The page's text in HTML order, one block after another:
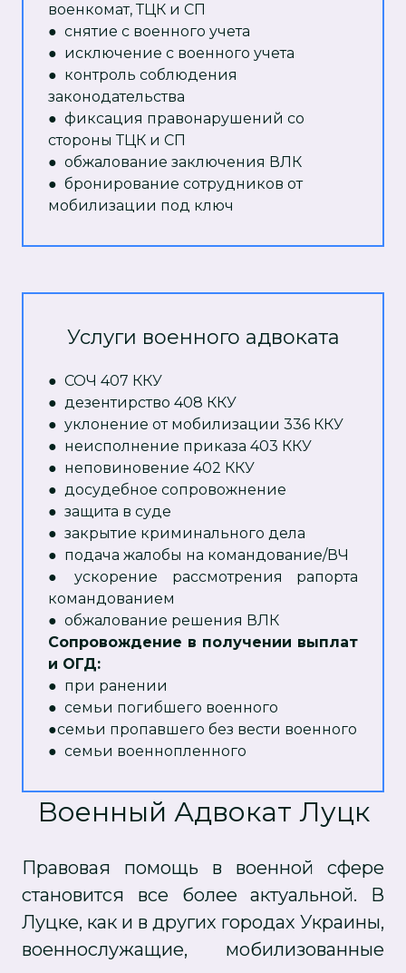
военкомат, ТЦК и СП
● снятие с военного учета
● исключение с военного учета
● контроль соблюдения
законодательства
● фиксация правонарушений со
стороны ТЦК и СП
● обжалование заключения ВЛК
● бронирование сотрудников от
мобилизации под ключ
Услуги военного адвоката
● СОЧ 407 ККУ
● дезентирство 408 ККУ
● уклонение от мобилизации 336 ККУ
● неисполнение приказа 403 ККУ
● неповиновение 402 ККУ
● досудебное сопровожнение
● защита в суде
● закрытие криминального дела
● подача жалобы на командование/ВЧ
● ускорение рассмотрения рапорта
командованием
● обжалование решения ВЛК
Сопровождение в получении выплат
и ОГД:
● при ранении
● семьи погибшего военного
●семьи пропавшего без вести военного
● семьи военнопленного
Военный Адвокат Луцк
Правовая помощь в военной сфере
становится все более актуальной. В
Луцке, как и в других городах Украины,
военнослужащие, мобилизованные